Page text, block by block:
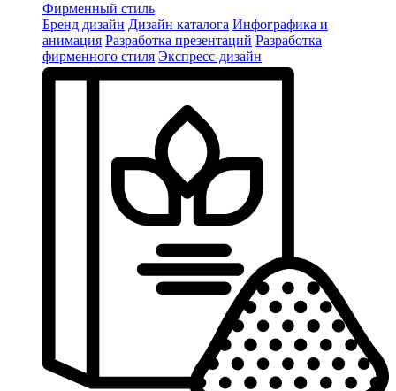
Фирменный стиль
Бренд дизайн Дизайн каталога Инфографика и
анимация Разработка презентаций Разработка
фирменного стиля Экспресс-дизайн